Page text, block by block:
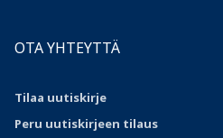
OTA YHTEYTTÄ
Tilaa uutiskirje
Peru uutiskirjeen tilaus